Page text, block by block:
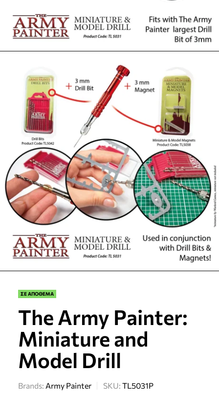
ΣΕ ΑΠΟΘΕΜΑ
The Army Painter:
Miniature and
Model Drill
Brands: Army Painter SKU:TL5031P